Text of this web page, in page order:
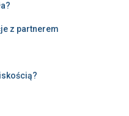
z partnerem